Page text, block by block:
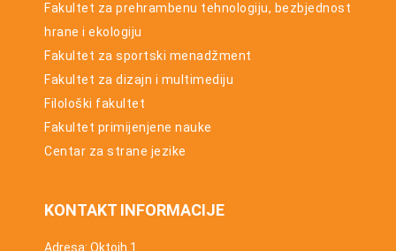
Fakultet za prehrambenu tehnologiju, bezbjednost
hrane i ekologiju
Fakultet za sportski menadžment
Fakultet za dizajn i multimediju
Filološki fakultet
Fakultet primijenjene nauke
Centar za strane jezike
KONTAKT INFORMACIJE
Adresa: Oktoih 1